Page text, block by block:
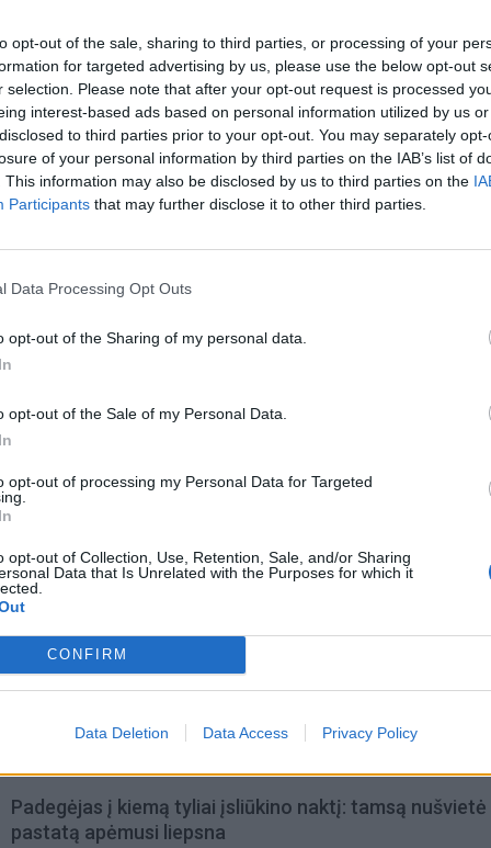
opt-out of the sale, sharing to third parties, or processing of your
for targeted advertising by us, please use the below opt-out
selection. Please note that after your opt-out request is processed
interest-based ads based on personal information utilized by us
to third parties prior to your opt-out. You may separately
of your personal information by third parties on the IAB’s list of
This information may also be disclosed by us to third parties on the
Participants that may further disclose it to other third parties.
Data Processing Opt Outs
opt-out of the Sharing of my personal data.
opt-out of the Sale of my Personal Data.
opt-out of processing my Personal Data for Targeted
opt-out of Collection, Use, Retention, Sale, and/or Sharing
Data that Is Unrelated with the Purposes for which it
CONFIRM
Data Deletion Data Access Privacy Policy
estakada pastatyta 1993 metais, paskutinis jos
grįžusi Karina
užtenka
nutraukti tai, kas nebeveikia
Padegėjas į kiemą tyliai įsliūkino naktį: tamsą nušvietė
pastatą apėmusi liepsna